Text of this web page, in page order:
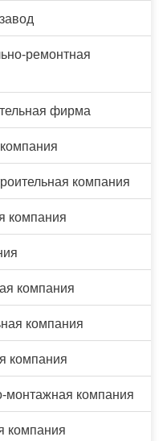
ремонтная
фирма
компания
компания
компания
компания
компания
монтажная компания
компания